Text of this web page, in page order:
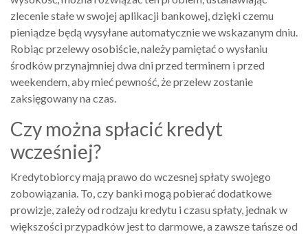
zlecenie stałe w swojej aplikacji bankowej, dzięki czemu
pieniądze będą wysyłane automatycznie we wskazanym dniu.
Robiąc przelewy osobiście, należy pamiętać o wysłaniu
środków przynajmniej dwa dni przed terminem i przed
weekendem, aby mieć pewność, że przelew zostanie
zaksięgowany na czas.
Czy można spłacić kredyt
wcześniej?
Kredytobiorcy mają prawo do wczesnej spłaty swojego
zobowiązania. To, czy banki mogą pobierać dodatkowe
prowizje, zależy od rodzaju kredytu i czasu spłaty, jednak w
większości przypadków jest to darmowe, a zawsze tańsze od